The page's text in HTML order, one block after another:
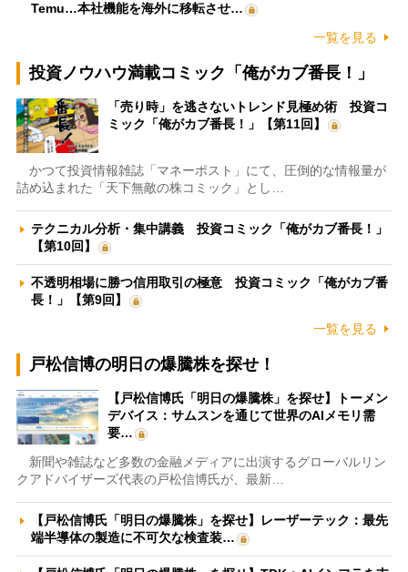
Temu…本社機能を海外に移転させ…
一覧を見る
投資ノウハウ満載コミック「俺がカブ番長！」
「売り時」を逃さないトレンド見極め術 投資コ
ミック「俺がカブ番長！」【第11回】
かつて投資情報雑誌「マネーポスト」にて、圧倒的な情報量が
詰め込まれた「天下無敵の株コミック」とし…
テクニカル分析・集中講義 投資コミック「俺がカブ番長！」
【第10回】
不透明相場に勝つ信用取引の極意 投資コミック「俺がカブ番
長！」【第9回】
一覧を見る
戸松信博の明日の爆騰株を探せ！
【戸松信博氏「明日の爆騰株」を探せ】トーメン
デバイス：サムスンを通じて世界のAIメモリ需
要…
新聞や雑誌など多数の金融メディアに出演するグローバルリン
クアドバイザーズ代表の戸松信博氏が、最新…
【戸松信博氏「明日の爆騰株」を探せ】レーザーテック：最先
端半導体の製造に不可欠な検査装…